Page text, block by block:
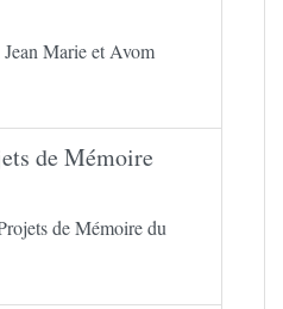
Marie et Avom
de Mémoire
de Mémoire du